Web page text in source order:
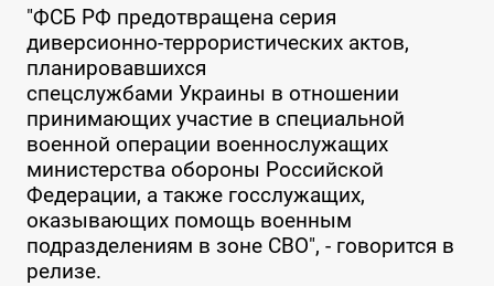
"ФСБ РФ предотвращена серия
диверсионно-террористических актов,
планировавшихся
спецслужбами Украины в отношении
принимающих участие в специальной
военной операции военнослужащих
министерства обороны Российской
Федерации, а также госслужащих,
оказывающих помощь военным
подразделениям в зоне СВО", - говорится в
релизе.